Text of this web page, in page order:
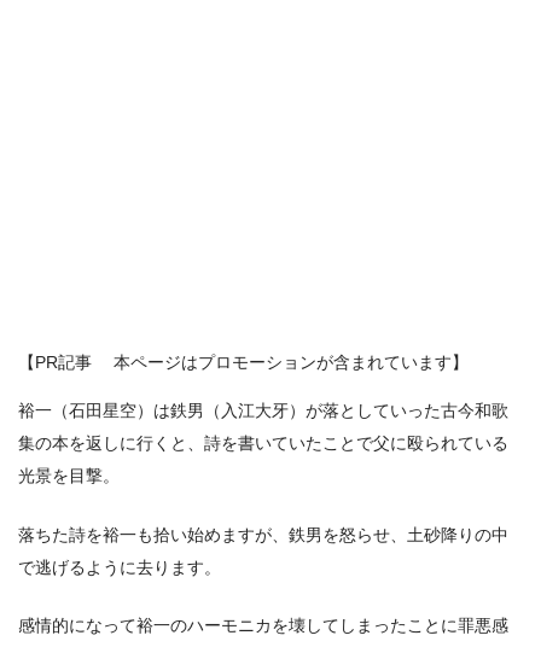
【PR記事 本ページはプロモーションが含まれています】
裕一（石田星空）は鉄男（入江大牙）が落としていった古今和歌
集の本を返しに行くと、詩を書いていたことで父に殴られている
光景を目撃。
落ちた詩を裕一も拾い始めますが、鉄男を怒らせ、土砂降りの中
で逃げるように去ります。
感情的になって裕一のハーモニカを壊してしまったことに罪悪感